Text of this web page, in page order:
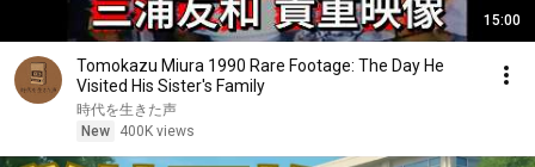
15:00
Tomokazu Miura 1990 Rare Footage: The Day He
Visited His Sister's Family
時代を生きた声
New
400K views